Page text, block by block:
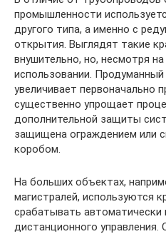
промышленности
другого типа, а именно с
открытия. Выглядят такие
внушительно, но, несмотря
использовании.
увеличивает первоначально
существенно упрощает
дополнительной защиты
защищена ограждением или
коробом.
На больших объектах,
магистралей, используются
срабатывать
дистанционного